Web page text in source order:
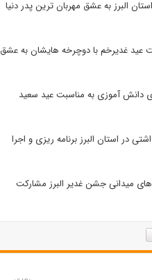
های اسلامی دانش آموزان البرزگفت: امروز ۷۰۰ محله استان البرز به عشق مهربان ترین پدر دنیا
عید غدیرخم با دوچرخه هایشان به عشق
دانش آموزی به مناسبت عید سعید
در استان البرز برنامه ریزی و اجرا
نفرآن دربرگزاری برنامه های میدانی جشن غدیر البرز مشارکت